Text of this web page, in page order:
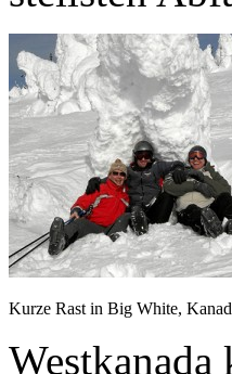
Kurze Rast in Big White,
Westkanada